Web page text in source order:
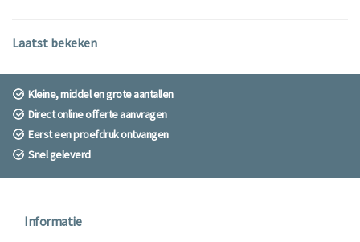
Laatst bekeken
Kleine, middel en grote aantallen
Direct online offerte aanvragen
Eerst een proefdruk ontvangen
Snel geleverd
Informatie